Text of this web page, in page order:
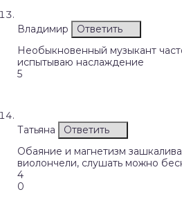
Владимир
Ответить
Необыкновенный музыкант
испытываю наслаждение
5
Татьяна
Ответить
Обаяние и магнетизм
виолончели, слушать можно
4
0